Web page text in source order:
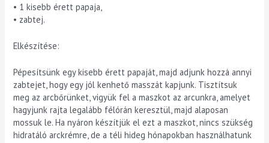
• 1 kisebb érett papaja,
• zabtej.
Elkészítése:
Pépesítsünk egy kisebb érett papaját, majd adjunk hozzá annyi
zabtejet, hogy egy jól kenhető masszát kapjunk. Tisztítsuk
meg az arcbőrünket, vigyük fel a maszkot az arcunkra, amelyet
hagyjunk rajta legalább félórán keresztül, majd alaposan
mossuk le. Ha nyáron készítjük el ezt a maszkot, nincs szükség
hidratáló arckrémre, de a téli hideg hónapokban használhatunk